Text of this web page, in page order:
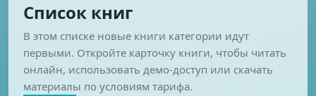
Список книг
В этом списке новые книги категории идут
первыми. Откройте карточку книги, чтобы читать
онлайн, использовать демо-доступ или скачать
материалы по условиям тарифа.